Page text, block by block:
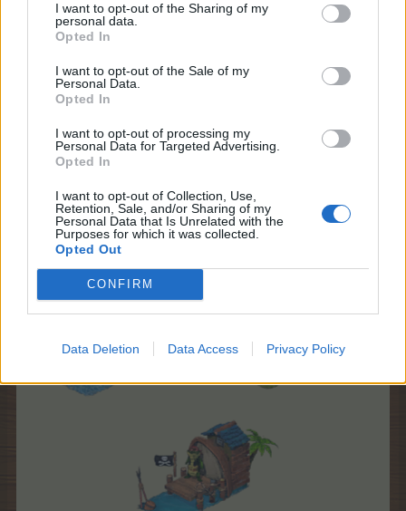
I want to opt-out of the Sharing of my
personal data.
Opted In
I want to opt-out of the Sale of my
Personal Data.
Opted In
I want to opt-out of processing my
Personal Data for Targeted Advertising.
Opted In
I want to opt-out of Collection, Use,
Retention, Sale, and/or Sharing of my
Personal Data that Is Unrelated with the
Purposes for which it was collected.
Opted Out
CONFIRM
Data Deletion Data Access Privacy Policy
Cromo do evento
Itens do evento